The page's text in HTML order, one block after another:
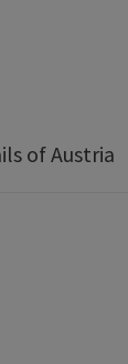
of Austria